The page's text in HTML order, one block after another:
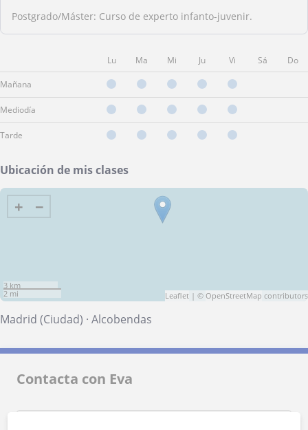
Postgrado/Máster: Curso de experto infanto-juvenir.
Lu Ma Mi Ju Vi Sá Do
Mañana
Mediodía
Tarde
Ubicación de mis clases
+ −
3 km
2 mi
Leaflet | © OpenStreetMap contributors
Madrid (Ciudad) · Alcobendas
Contacta con Eva